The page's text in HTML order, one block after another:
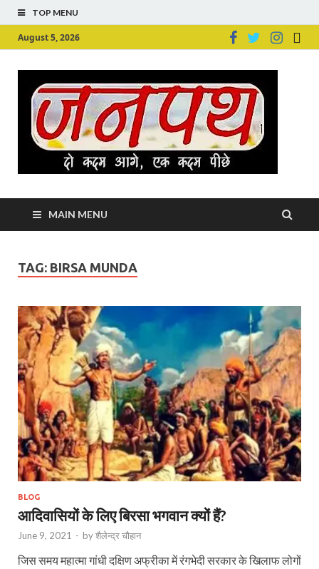
TOP MENU
August 5, 2026
MAIN MENU
TAG: BIRSA MUNDA
BLOG
आदिवासियों के लिए बिरसा भगवान क्यों हैं?
June 9, 2021 - byशैलेन्द्र चौहान
जिस समय महात्मा गांधी दक्षिण अफ्रीका में रंगभेदी सरकार के खिलाफ लोगों